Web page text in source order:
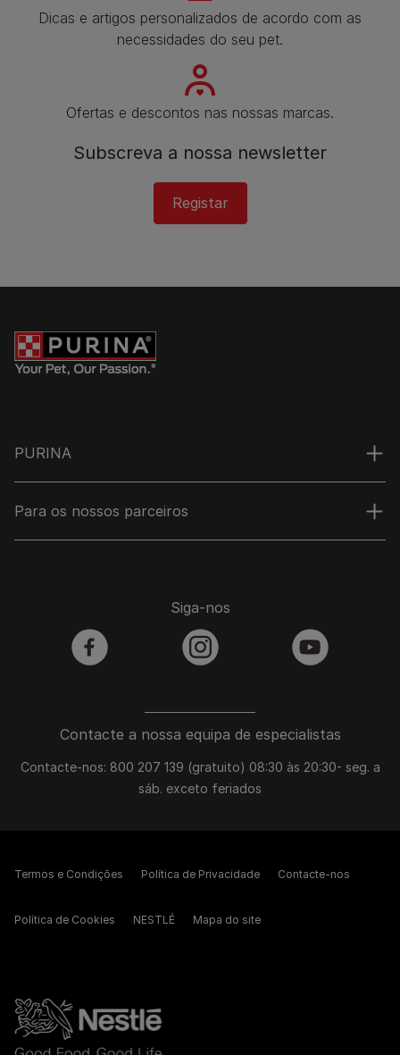
Dicas e artigos personalizados de acordo com as
necessidades do seu pet.
Ofertas e descontos nas nossas marcas.
Subscreva a nossa newsletter
Registar
PURINA
Para os nossos parceiros
Contacte a nossa equipa de especialistas
Contacte-nos: 800 207 139 (gratuito) 08:30 às 20:30- seg. a
sáb. exceto feriados
Siga-nos
facebook instagram youtube
Termos e Condições Política de Privacidade Contacte-nos
Política de Cookies NESTLÉ Mapa do site